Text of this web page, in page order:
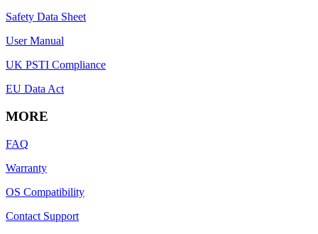
Safety Data Sheet
User Manual
UK PSTI Compliance
EU Data Act
MORE
FAQ
Warranty
OS Compatibility
Contact Support